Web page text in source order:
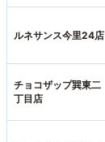
ルネサンス今里24店
チョコザップ巽東二
丁目店